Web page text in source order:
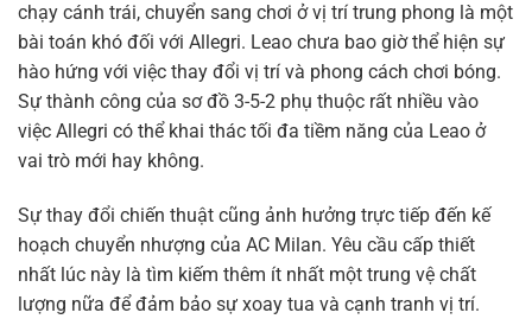
chạy cánh trái, chuyển sang chơi ở vị trí trung phong là một
bài toán khó đối với Allegri. Leao chưa bao giờ thể hiện sự
hào hứng với việc thay đổi vị trí và phong cách chơi bóng.
Sự thành công của sơ đồ 3-5-2 phụ thuộc rất nhiều vào
việc Allegri có thể khai thác tối đa tiềm năng của Leao ở
vai trò mới hay không.
Sự thay đổi chiến thuật cũng ảnh hưởng trực tiếp đến kế
hoạch chuyển nhượng của AC Milan. Yêu cầu cấp thiết
nhất lúc này là tìm kiếm thêm ít nhất một trung vệ chất
lượng nữa để đảm bảo sự xoay tua và cạnh tranh vị trí.